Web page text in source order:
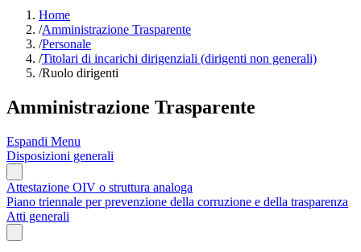
Home
/Amministrazione Trasparente
/Personale
/Titolari di incarichi dirigenziali (dirigenti non generali)
/Ruolo dirigenti
Amministrazione Trasparente
Espandi Menu
Disposizioni generali
Attestazione OIV o struttura analoga
Piano triennale per prevenzione della corruzione e della trasparenza
Atti generali